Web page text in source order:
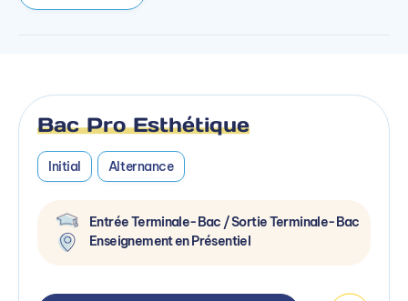
Bac Pro Esthétique
Initial Alternance
Entrée Terminale-Bac / Sortie Terminale-Bac
Enseignement en Présentiel